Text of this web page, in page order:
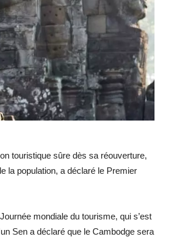
touristique sûre dès sa réouverture,
la population, a déclaré le Premier
mondiale du tourisme, qui s’est
Sen a déclaré que le Cambodge sera